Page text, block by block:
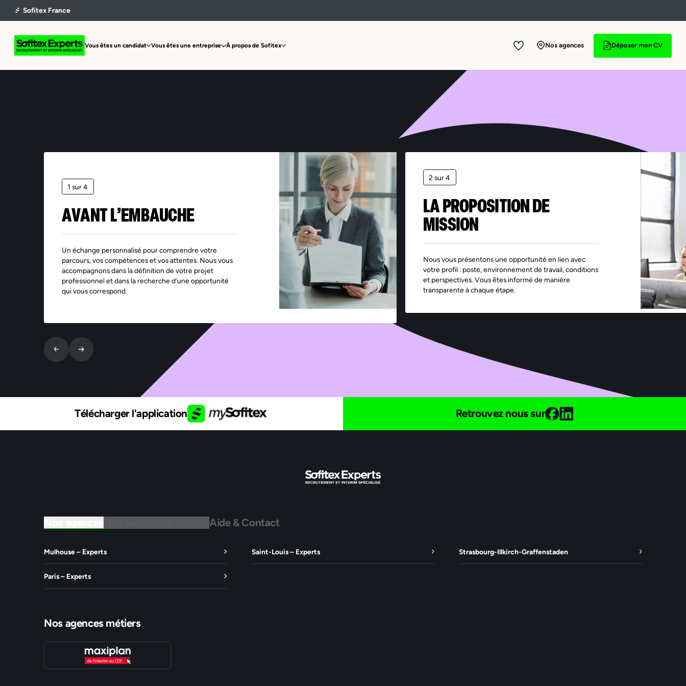
Vous êtes un candidat Vous êtes une entreprise À propos de Sofitex Nos agences Déposer mon CV
Offre non trouvée
1 sur 4
AVANT L’EMBAUCHE
Un échange personnalisé pour comprendre votre
parcours, vos compétences et vos attentes. Nous vous
accompagnons dans la définition de votre projet
professionnel et dans la recherche d’une opportunité
qui vous correspond.
2 sur 4
LA PROPOSITION DE
MISSION
Nous vous présentons une opportunité en lien avec
votre profil : poste, environnement de travail, conditions
et perspectives. Vous êtes informé de manière
transparente à chaque étape.
Télécharger l'application Retrouvez nous sur
Nos secteurs d'activitéAide & Contact
Mulhouse – Experts Saint-Louis – Experts Strasbourg-Illkirch-Graffenstaden
Paris – Experts
Nos agences métiers